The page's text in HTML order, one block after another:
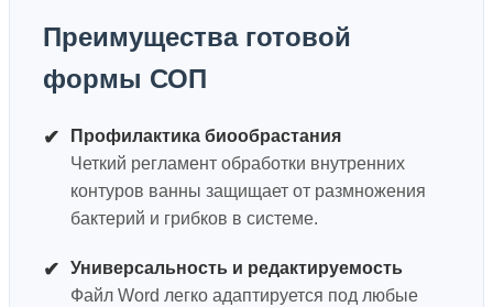
Преимущества готовой
формы СОП
✔
Профилактика биообрастания
Четкий регламент обработки внутренних
контуров ванны защищает от размножения
бактерий и грибков в системе.
✔
Универсальность и редактируемость
Файл Word легко адаптируется под любые